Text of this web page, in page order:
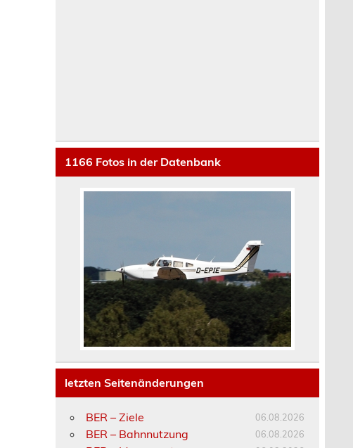
1166 Fotos in der Datenbank
letzten Seitenänderungen
BER – Ziele 06.08.2026
BER – Bahnnutzung 06.08.2026